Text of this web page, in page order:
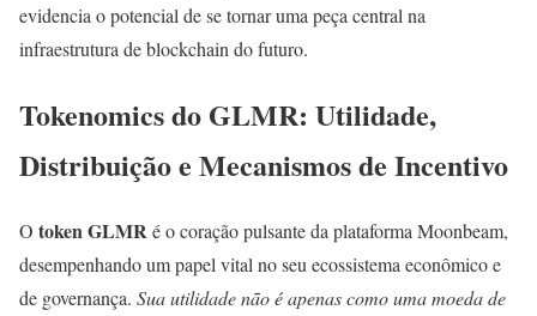
evidencia o potencial de se tornar uma peça central na
infraestrutura de blockchain do futuro.
Tokenomics do GLMR: Utilidade,
Distribuição e Mecanismos de Incentivo
O token GLMRé o coração pulsante da plataforma Moonbeam,
desempenhando um papel vital no seu ecossistema econômico e
de governança. Sua utilidade não é apenas como uma moeda de